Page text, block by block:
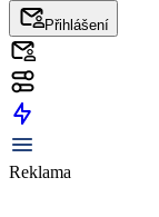
Přihlášení
Reklama